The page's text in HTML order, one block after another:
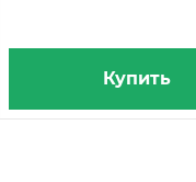
Купить